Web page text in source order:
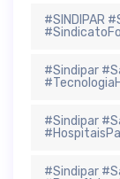
#SINDIPAR
#Sindipar
#Sindipar
#Sindipar